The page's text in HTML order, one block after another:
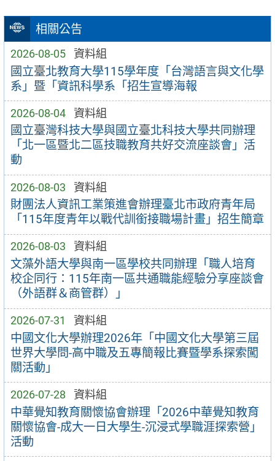
相關公告
2026-08-05 資料組
國立臺北教育大學115學年度「台灣語言與文化學
系」暨「資訊科學系「招生宣導海報
2026-08-04 資料組
國立臺灣科技大學與國立臺北科技大學共同辦理
「北一區暨北二區技職教育共好交流座談會」活
動
2026-08-03 資料組
財團法人資訊工業策進會辦理臺北市政府青年局
「115年度青年以戰代訓銜接職場計畫」招生簡章
2026-08-03 資料組
文藻外語大學與南一區學校共同辦理「職人培育
校企同行：115年南一區共通職能經驗分享座談會
（外語群＆商管群）」
2026-07-31 資料組
中國文化大學辦理2026年「中國文化大學第三屆
世界大學問-高中職及五專簡報比賽暨學系探索闖
關活動」
2026-07-28 資料組
中華覺知教育關懷協會辦理「2026中華覺知教育
關懷協會-成大一日大學生-沉浸式學職涯探索營」
活動